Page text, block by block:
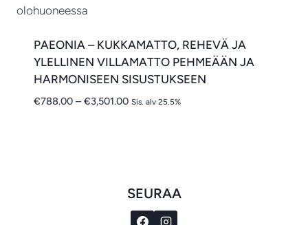
PAEONIA – KUKKAMATTO, REHEVÄ JA
YLELLINEN VILLAMATTO PEHMEÄÄN JA
HARMONISEEN SISUSTUKSEEN
€788.00 – €3,501.00Hintaluokka:
Sis. alv 25.5%
SEURAA